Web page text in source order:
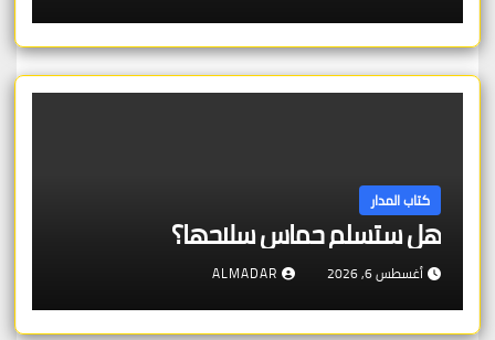
كتاب المدار
هل ستسلم حماس سلاحها؟
أغسطس 6, 2026 ALMADAR